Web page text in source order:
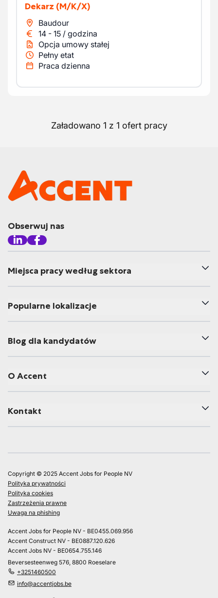
Dekarz (M/K/X)
Baudour
14 - 15 / godzina
Opcja umowy stałej
Pełny etat
Praca dzienna
Załadowano 1 z 1 ofert pracy
Obserwuj nas
Miejsca pracy według sektora
Popularne lokalizacje
Blog dla kandydatów
O Accent
Kontakt
Copyright © 2025 Accent Jobs for People NV
Polityka prywatności
Polityka cookies
Zastrzeżenia prawne
Uwaga na phishing
Accent Jobs for People NV - BE0455.069.956
Accent Construct NV - BE0887.120.626
Accent Jobs NV - BE0654.755.146
Beversesteenweg 576, 8800 Roeselare
+3251460500
info@accentjobs.be